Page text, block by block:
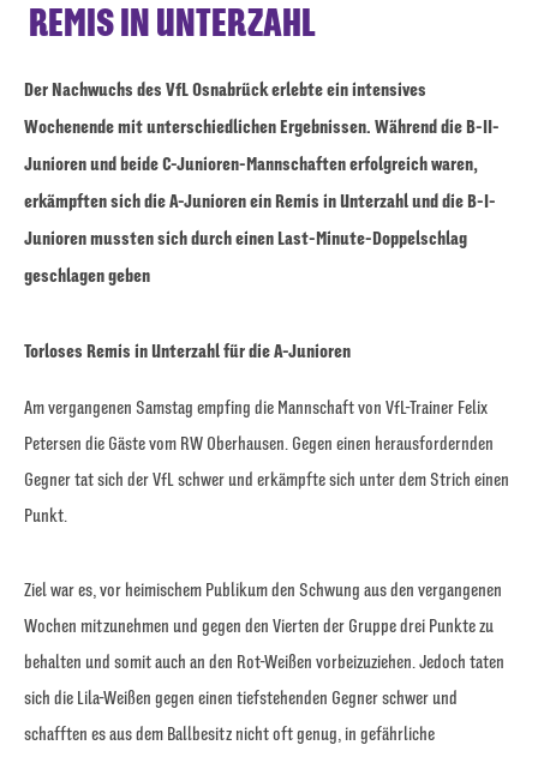
REMIS IN UNTERZAHL
Der Nachwuchs des VfL Osnabrück erlebte ein intensives
Wochenende mit unterschiedlichen Ergebnissen. Während die B-II-
Junioren und beide C-Junioren-Mannschaften erfolgreich waren,
erkämpften sich die A-Junioren ein Remis in Unterzahl und die B-I-
Junioren mussten sich durch einen Last-Minute-Doppelschlag
geschlagen geben
Torloses Remis in Unterzahl für die A-Junioren
Am vergangenen Samstag empfing die Mannschaft von VfL-Trainer Felix
Petersen die Gäste vom RW Oberhausen. Gegen einen herausfordernden
Gegner tat sich der VfL schwer und erkämpfte sich unter dem Strich einen
Punkt.
Ziel war es, vor heimischem Publikum den Schwung aus den vergangenen
Wochen mitzunehmen und gegen den Vierten der Gruppe drei Punkte zu
behalten und somit auch an den Rot-Weißen vorbeizuziehen. Jedoch taten
sich die Lila-Weißen gegen einen tiefstehenden Gegner schwer und
schafften es aus dem Ballbesitz nicht oft genug, in gefährliche